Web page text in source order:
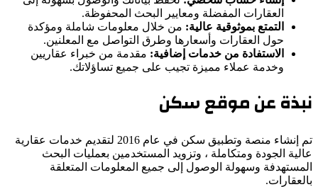
العقارات المفضلة ومعايير البحث المحفوظة.
التمتع بموثوقية عالية: من خلال معلومات شاملة ومؤكدة
حول العقارات وأسعارها وطرق التواصل مع المعلنين.
الاستفادة من خدمات إضافية: مقدمة من خبراء عقاريين
وخدمة عملاء مميزة تجيب على جميع تساؤلاتك.
نبذة عن موقع سكن
تم إنشاء منصة وتطبيق سكن في عام 2016 لتقديم خدمات عقارية
عالية الجودة ومتكاملة ، وتزويد المستخدمين بعمليات البحث
المستهدفة وسهولة الوصول إلى جميع المعلومات المتعلقة
بالعقارات.